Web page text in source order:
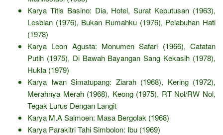
Karya Titis Basino: Dia, Hotel, Surat Keputusan (1963),
Lesbian (1976), Bukan Rumahku (1976), Pelabuhan Hati
(1978)
Karya Leon Agusta: Monumen Safari (1966), Catatan
Putih (1975), Di Bawah Bayangan Sang Kekasih (1978),
Hukla (1979)
Karya Iwan Simatupang: Ziarah (1968), Kering (1972),
Merahnya Merah (1968), Keong (1975), RT Nol/RW Nol,
Tegak Lurus Dengan Langit
Karya M.A Salmoen: Masa Bergolak (1968)
Karya Parakitri Tahi Simbolon: Ibu (1969)